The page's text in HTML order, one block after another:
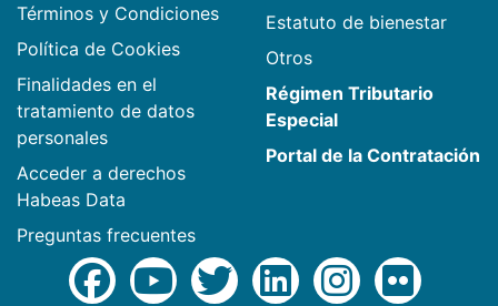
Términos y Condiciones
Política de Cookies
Finalidades en el
tratamiento de datos
personales
Acceder a derechos
Habeas Data
Preguntas frecuentes
Estatuto de bienestar
Otros
Régimen Tributario
Especial
Portal de la Contratación